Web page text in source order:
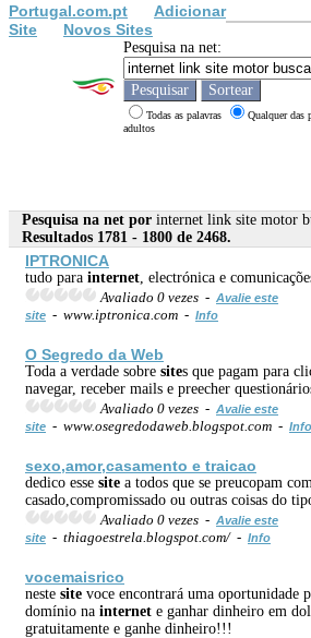
Portugal.com.pt
Adicionar
Site
Novos Sites
Pesquisa na net:
Todas as palavras Qualquer das
adultos
Pesquisa na net por internet link site motor
Resultados 1781 - 1800 de 2468.
IPTRONICA
tudo para internet , electrónica e
Avaliado 0 vezes - Avalie este
site - www.iptronica.com - Info
O Segredo da Web
Toda a verdade sobre sites que pagam para
navegar, receber mails e preecher
Avaliado 0 vezes - Avalie este
site - www.osegredodaweb.blogspot.com - Info
sexo,amor,casamento e traicao
dedico esse site a todos que se preucopam
casado,compromissado ou outras coisas do
Avaliado 0 vezes - Avalie este
site - thiagoestrela.blogspot.com/ - Info
vocemaisrico
neste site voce encontrará uma oportunidade
domínio na internet e ganhar dinheiro em
gratuitamente e ganhe dinheiro!!!